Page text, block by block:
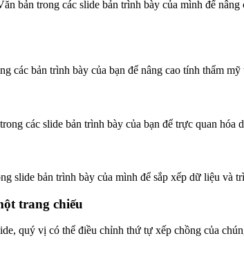
bản trong các slide bản trình bày của mình để
các bản trình bày của bạn để nâng cao tính thẩm
các slide bản trình bày của bạn để trực quan
slide bản trình bày của mình để sắp xếp dữ liệu
trang chiếu
quý vị có thể điều chỉnh thứ tự xếp chồng của